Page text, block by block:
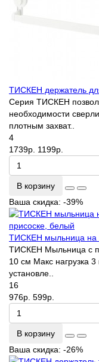
ТИСКЕН держатель
Серия ТИСКЕН
необходимости
плотным захват..
4
1739р. 1199р.
В корзину
Ваша скидка: -39%
ТИСКЕН мыльница на
ТИСКЕН Мыльница с
10 см Макс нагрузка
установле..
16
976р. 599р.
В корзину
Ваша скидка: -26%